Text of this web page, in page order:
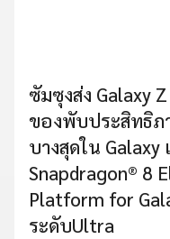
ซัมซุงส่ง Galaxy
ของพับประสิทธิภ
บางสุดใน
Snapdragon® 8
Platform for
ระดับUltra